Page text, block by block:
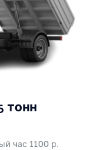
тонн
час 1100 р.